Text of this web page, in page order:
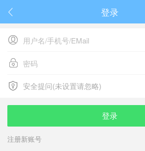
 登录


 安全提问(未设置请忽略)
安全提问(未设置请忽略)
登录
注册新账号